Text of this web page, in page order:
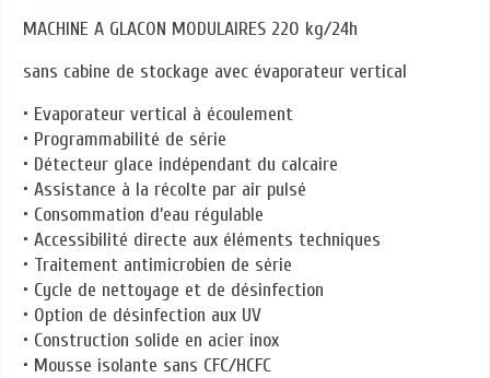
MACHINE A GLACON MODULAIRES 220 kg/24h
sans cabine de stockage avec évaporateur vertical
• Evaporateur vertical à écoulement
• Programmabilité de série
• Détecteur glace indépendant du calcaire
• Assistance à la récolte par air pulsé
• Consommation d’eau régulable
• Accessibilité directe aux éléments techniques
• Traitement antimicrobien de série
• Cycle de nettoyage et de désinfection
• Option de désinfection aux UV
• Construction solide en acier inox
• Mousse isolante sans CFC/HCFC